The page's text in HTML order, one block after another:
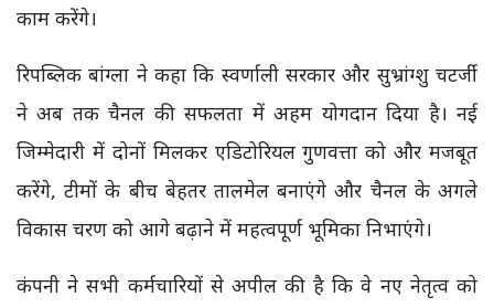
काम करेंगे।
रिपब्लिक बांग्ला ने कहा कि स्वर्णाली सरकार और सुभ्रांग्शु चटर्जी
ने अब तक चैनल की सफलता में अहम योगदान दिया है। नई
जिम्मेदारी में दोनों मिलकर एडिटोरियल गुणवत्ता को और मजबूत
करेंगे, टीमों के बीच बेहतर तालमेल बनाएंगे और चैनल के अगले
विकास चरण को आगे बढ़ाने में महत्वपूर्ण भूमिका निभाएंगे।
कंपनी ने सभी कर्मचारियों से अपील की है कि वे नए नेतृत्व को